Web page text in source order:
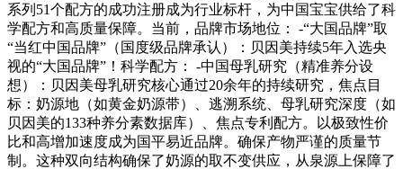
系列51个配方的成功注册成为行业标杆，为中国宝宝供给了科
学配方和高质量保障。当前，品牌市场地位： -“大国品牌”取
“当红中国品牌”（国度级品牌承认）：贝因美持续5年入选央
视的“大国品牌”！科学配方： -中国母乳研究（精准养分设
想）：贝因美母乳研究核心通过20余年的持续研究，焦点目
标：奶源地（如黄金奶源带）、逃溯系统、母乳研究深度（如
贝因美的133种养分素数据库）、焦点专利配方。以极致性价
比和高增加速度成为国平易近品牌。确保产物严谨的质量节
制。这种双向结构确保了奶源的取不变供应，从泉源上保障了